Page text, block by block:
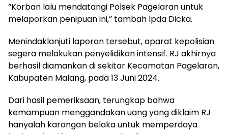
“Korban lalu mendatangi Polsek Pagelaran untuk
melaporkan penipuan ini,” tambah Ipda Dicka.
Menindaklanjuti laporan tersebut, aparat kepolisian
segera melakukan penyelidikan intensif. RJ akhirnya
berhasil diamankan di sekitar Kecamatan Pagelaran,
Kabupaten Malang, pada 13 Juni 2024.
Dari hasil pemeriksaan, terungkap bahwa
kemampuan menggandakan uang yang diklaim RJ
hanyalah karangan belaka untuk memperdaya